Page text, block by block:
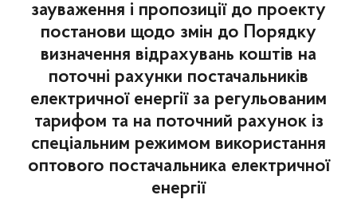
зауваження і пропозиції до проекту
постанови щодо змін до Порядку
визначення відрахувань коштів на
поточні рахунки постачальників
електричної енергії за регульованим
тарифом та на поточний рахунок із
спеціальним режимом використання
оптового постачальника електричної
енергії